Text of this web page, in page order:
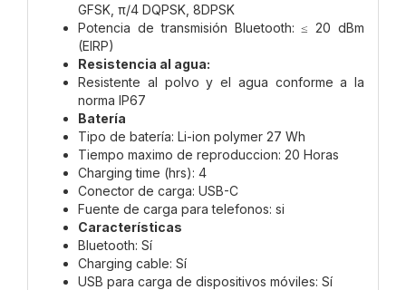
GFSK, π/4 DQPSK, 8DPSK
Potencia de transmisión Bluetooth: ≤ 20 dBm
(EIRP)
Resistencia al agua:
Resistente al polvo y el agua conforme a la
norma IP67
Batería
Tipo de batería: Li-ion polymer 27 Wh
Tiempo maximo de reproduccion: 20 Horas
Charging time (hrs): 4
Conector de carga: USB-C
Fuente de carga para telefonos: si
Características
Bluetooth: Sí
Charging cable: Sí
USB para carga de dispositivos móviles: Sí